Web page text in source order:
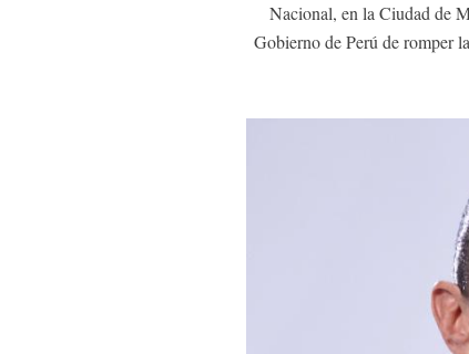
Nacional, en la Ciudad de
Gobierno de Perú de romper